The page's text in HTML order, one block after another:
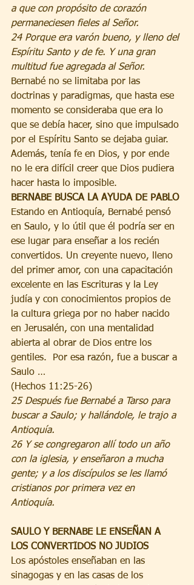
a que con propósito de corazón
permaneciesen fieles al Señor.
24 Porque era varón bueno, y lleno del
Espíritu Santo y de fe. Y una gran
multitud fue agregada al Señor.
Bernabé no se limitaba por las
doctrinas y paradigmas, que hasta ese
momento se consideraba que era lo
que se debía hacer, sino que impulsado
por el Espíritu Santo se dejaba guiar.
Además, tenía fe en Dios, y por ende
no le era difícil creer que Dios pudiera
hacer hasta lo imposible.
BERNABE BUSCA LA AYUDA DE PABLO
Estando en Antioquía, Bernabé pensó
en Saulo, y lo útil que él podría ser en
ese lugar para enseñar a los recién
convertidos. Un creyente nuevo, lleno
del primer amor, con una capacitación
excelente en las Escrituras y la Ley
judía y con conocimientos propios de
la cultura griega por no haber nacido
en Jerusalén, con una mentalidad
abierta al obrar de Dios entre los
gentiles.  Por esa razón, fue a buscar a
Saulo …
(Hechos 11:25-26)
25 Después fue Bernabé a Tarso para
buscar a Saulo; y hallándole, le trajo a
Antioquía.
26 Y se congregaron allí todo un año
con la iglesia, y enseñaron a mucha
gente; y a los discípulos se les llamó
cristianos por primera vez en
Antioquía.
SAULO Y BERNABE LE ENSEÑAN A
LOS CONVERTIDOS NO JUDIOS
Los apóstoles enseñaban en las
sinagogas y en las casas de los